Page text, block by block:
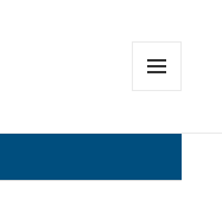
WIDGETS